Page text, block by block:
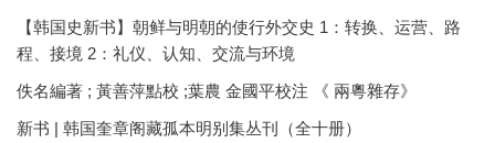
【韩国史新书】朝鲜与明朝的使行外交史 1：转换、运营、路
程、接境 2：礼仪、认知、交流与环境
佚名編著 ; 黃善萍點校 ;葉農 金國平校注 《 兩粵雜存》
新书 | 韩国奎章阁藏孤本明别集丛刊（全十册）